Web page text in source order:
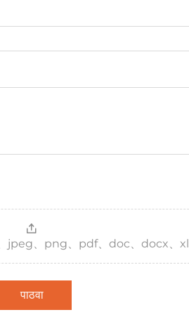
、png、pdf、doc、docx、
पाठवा